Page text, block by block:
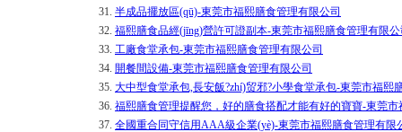
31. 半成品擺放區(qū)-東莞市福熙膳食管理有限公司
32. 福熙膳食品經(jīng)營許可證副本-東莞市福熙膳食管理有限
33. 工廠食堂承包-東莞市福熙膳食管理有限公司
34. 開餐間設備-東莞市福熙膳食管理有限公司
35. 大中型食堂承包,長安飯?zhí)贸邪?小學食堂承包-東莞市福熙
36. 福熙膳食管理提醒您，好的膳食搭配才能有好的寶寶-東莞
37. 全國重合同守信用AAA級企業(yè)-東莞市福熙膳食管理有限